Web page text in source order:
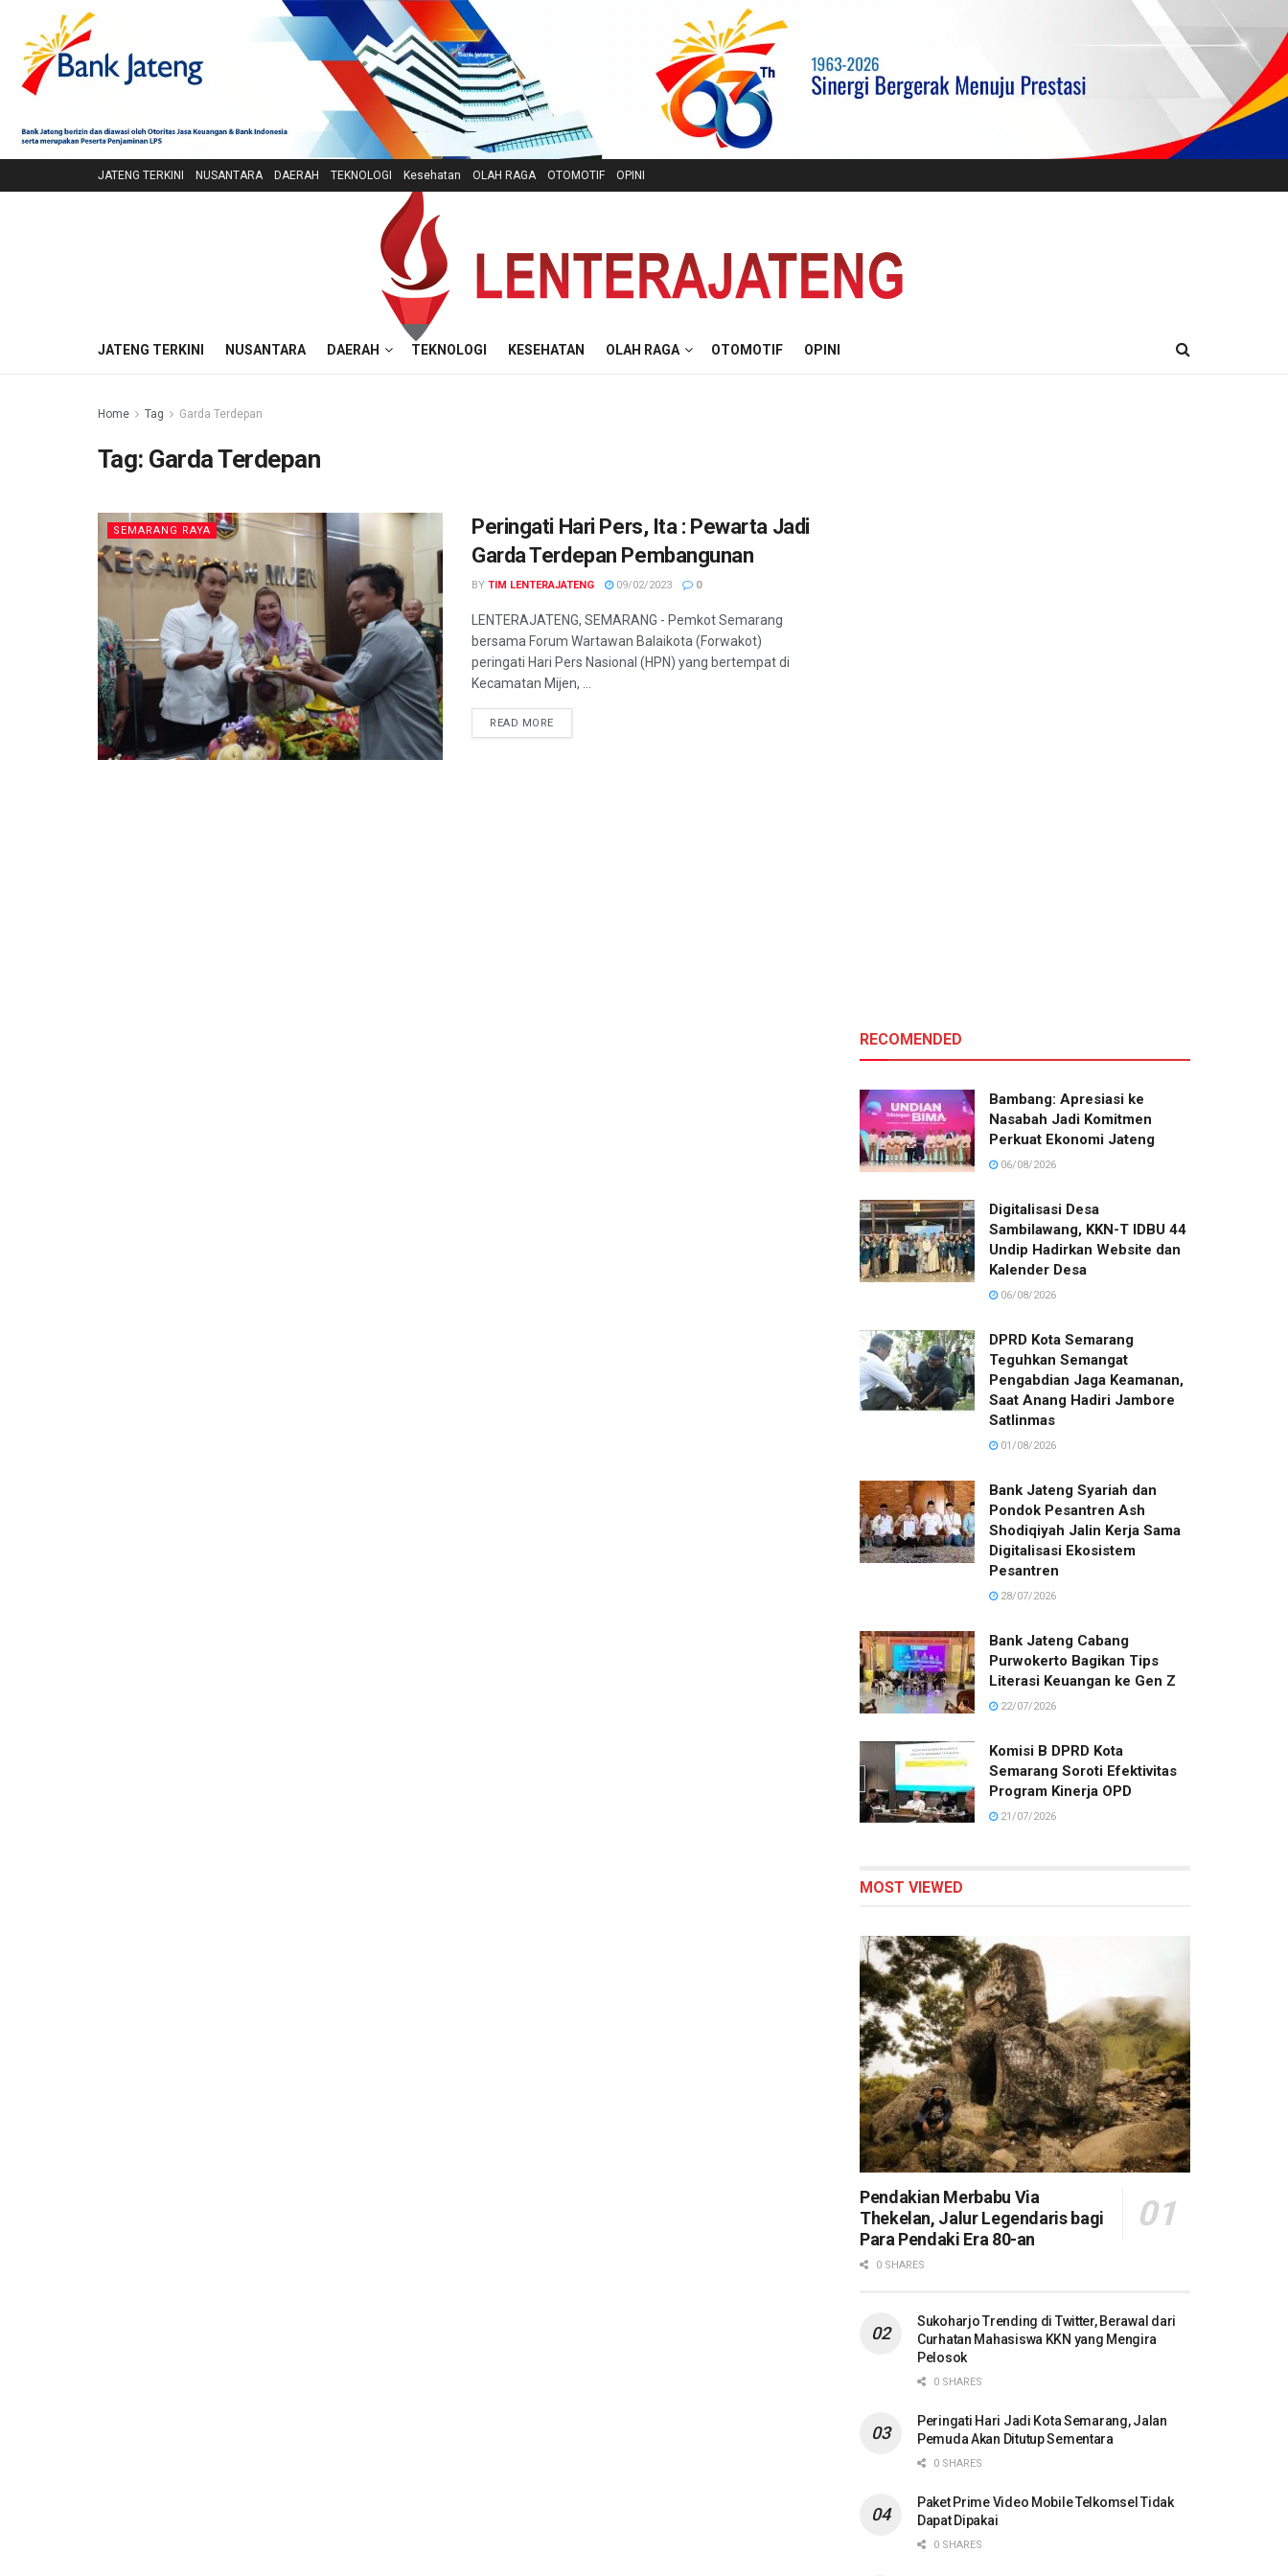
JATENG TERKINI NUSANTARA DAERAH TEKNOLOGI Kesehatan OLAH RAGA OTOMOTIF OPINI
JATENG TERKINI NUSANTARA DAERAH TEKNOLOGI KESEHATAN OLAH RAGA OTOMOTIF OPINI
Home Tag Garda Terdepan
Tag: Garda Terdepan
SEMARANG RAYA
Peringati Hari Pers, Ita : Pewarta Jadi
Garda Terdepan Pembangunan
BY TIM LENTERAJATENG 09/02/2023 0
LENTERAJATENG, SEMARANG - Pemkot Semarang
bersama Forum Wartawan Balaikota (Forwakot)
peringati Hari Pers Nasional (HPN) yang bertempat di
Kecamatan Mijen, ...
READ MOREDETAILS
RECOMENDED
Bambang: Apresiasi ke
Nasabah Jadi Komitmen
Perkuat Ekonomi Jateng
06/08/2026
Digitalisasi Desa
Sambilawang, KKN-T IDBU 44
Undip Hadirkan Website dan
Kalender Desa
06/08/2026
DPRD Kota Semarang
Teguhkan Semangat
Pengabdian Jaga Keamanan,
Saat Anang Hadiri Jambore
Satlinmas
01/08/2026
Bank Jateng Syariah dan
Pondok Pesantren Ash
Shodiqiyah Jalin Kerja Sama
Digitalisasi Ekosistem
Pesantren
28/07/2026
Bank Jateng Cabang
Purwokerto Bagikan Tips
Literasi Keuangan ke Gen Z
22/07/2026
Komisi B DPRD Kota
Semarang Soroti Efektivitas
Program Kinerja OPD
21/07/2026
MOST VIEWED
Pendakian Merbabu Via
Thekelan, Jalur Legendaris bagi
Para Pendaki Era 80-an
0 SHARES
Sukoharjo Trending di Twitter, Berawal dari
Curhatan Mahasiswa KKN yang Mengira
Pelosok
0 SHARES
Peringati Hari Jadi Kota Semarang, Jalan
Pemuda Akan Ditutup Sementara
0 SHARES
Paket Prime Video Mobile Telkomsel Tidak
Dapat Dipakai
0 SHARES